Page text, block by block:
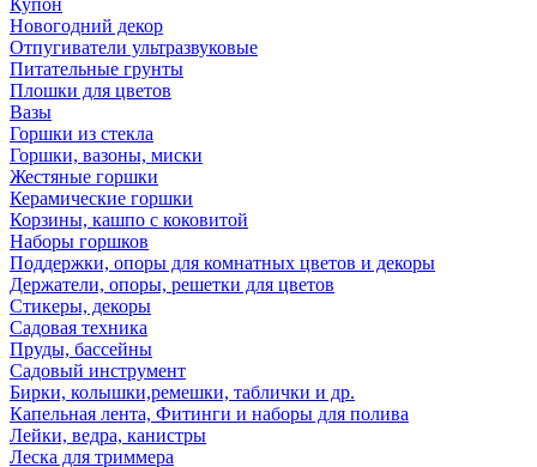
Купон
Новогодний декор
Отпугиватели ультразвуковые
Питательные грунты
Плошки для цветов
Вазы
Горшки из стекла
Горшки, вазоны, миски
Жестяные горшки
Керамические горшки
Корзины, кашпо с коковитой
Наборы горшков
Поддержки, опоры для комнатных цветов и декоры
Держатели, опоры, решетки для цветов
Стикеры, декоры
Садовая техника
Пруды, бассейны
Садовый инструмент
Бирки, колышки,ремешки, таблички и др.
Капельная лента, Фитинги и наборы для полива
Лейки, ведра, канистры
Леска для триммера